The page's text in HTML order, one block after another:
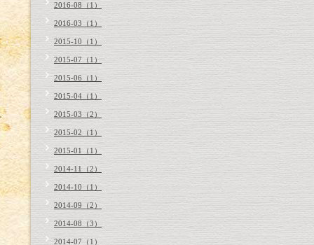
2016-08（1）
2016-03（1）
2015-10（1）
2015-07（1）
2015-06（1）
2015-04（1）
2015-03（2）
2015-02（1）
2015-01（1）
2014-11（2）
2014-10（1）
2014-09（2）
2014-08（3）
2014-07（1）